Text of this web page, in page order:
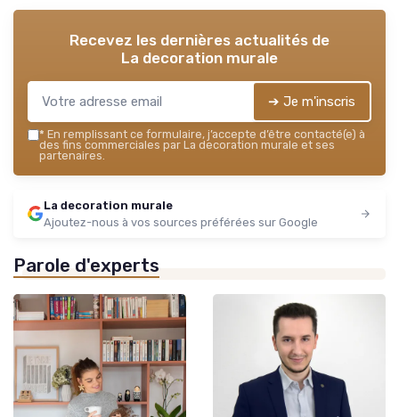
Recevez les dernières actualités de
La decoration murale
➔ Je m'inscris
* En remplissant ce formulaire, j’accepte d’être contacté(e) à
des fins commerciales par La decoration murale et ses
partenaires.
La decoration murale
Ajoutez-nous à vos sources préférées sur Google
Parole d'experts